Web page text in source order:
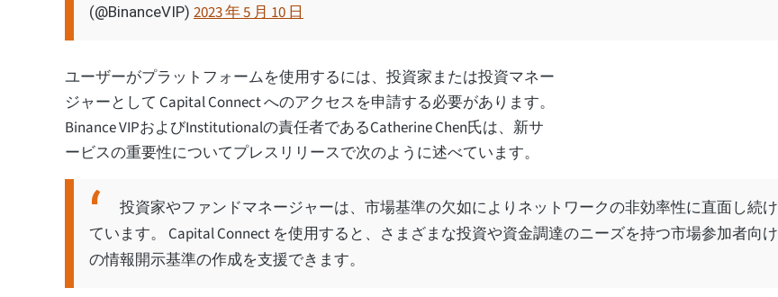
(@BinanceVIP) 2023 年 5 月 10 日
ユーザーがプラットフォームを使用するには、投資家または投資マネー
ジャーとして Capital Connect へのアクセスを申請する必要があります。
Binance VIPおよびInstitutionalの責任者であるCatherine Chen氏は、新サ
ービスの重要性についてプレスリリースで次のように述べています。
投資家やファンドマネージャーは、市場基準の欠如によりネットワークの非効率性に直面し続け
ています。 Capital Connect を使用すると、さまざまな投資や資金調達のニーズを持つ市場参加者向け
の情報開示基準の作成を支援できます。